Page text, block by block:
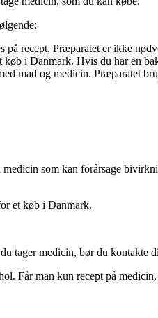
på recept. Præparatet er ikke
i Danmark. Hvis du har en
mad og medicin. Præparatet
som kan forårsage
et køb i Danmark.
tager medicin, bør du kontakte
Får man kun recept på